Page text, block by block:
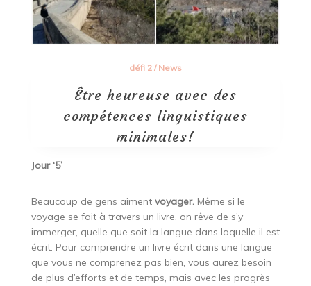
défi 2/ News
Être heureuse avec des
compétences linguistiques
minimales!
Jour ‘5’
Beaucoup de gens aiment voyager.Même si le
voyage se fait à travers un livre, on rêve de s’y
immerger, quelle que soit la langue dans laquelle il est
écrit. Pour comprendre un livre écrit dans une langue
que vous ne comprenez pas bien, vous aurez besoin
de plus d’efforts et de temps, mais avec les progrès